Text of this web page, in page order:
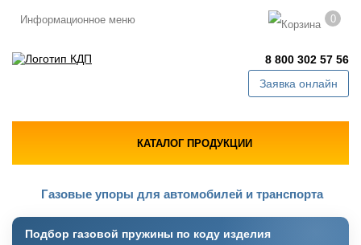
Информационное меню 0
8 800 302 57 56
Заявка онлайн
КАТАЛОГ ПРОДУКЦИИ
Газовые упоры для автомобилей и транспорта
Подбор газовой пружины по коду изделия